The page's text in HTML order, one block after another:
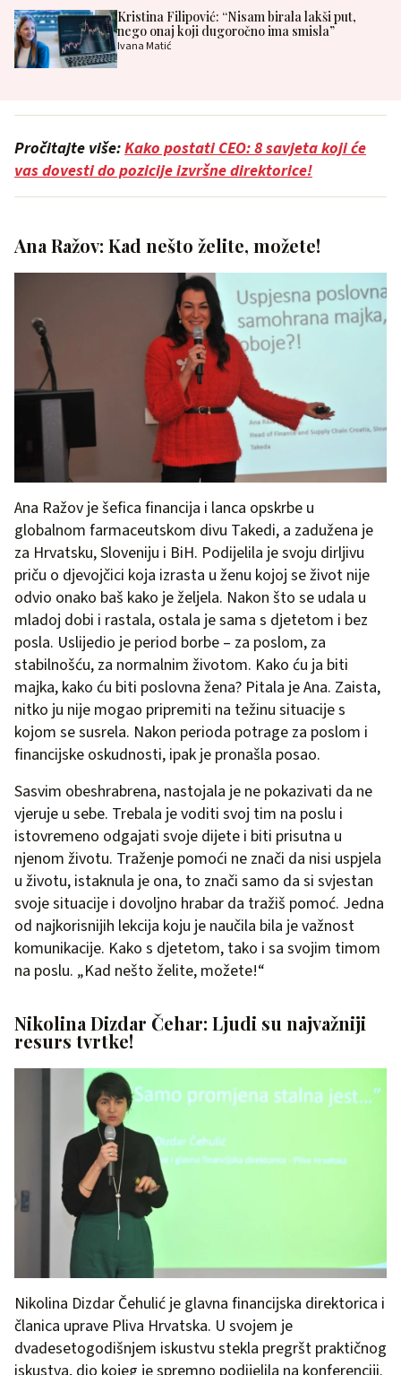
Kristina Filipović: “Nisam birala lakši put,
nego onaj koji dugoročno ima smisla”
Ivana Matić
Pročitajte više:Kako postati CEO: 8 savjeta koji će
vas dovesti do pozicije izvršne direktorice!
Ana Ražov: Kad nešto želite, možete!
Ana Ražov je šefica financija i lanca opskrbe u
globalnom farmaceutskom divu Takedi, a zadužena je
za Hrvatsku, Sloveniju i BiH. Podijelila je svoju dirljivu
priču o djevojčici koja izrasta u ženu kojoj se život nije
odvio onako baš kako je željela. Nakon što se udala u
mladoj dobi i rastala, ostala je sama s djetetom i bez
posla. Uslijedio je period borbe – za poslom, za
stabilnošću, za normalnim životom. Kako ću ja biti
majka, kako ću biti poslovna žena? Pitala je Ana. Zaista,
nitko ju nije mogao pripremiti na težinu situacije s
kojom se susrela. Nakon perioda potrage za poslom i
financijske oskudnosti, ipak je pronašla posao.
Sasvim obeshrabrena, nastojala je ne pokazivati da ne
vjeruje u sebe. Trebala je voditi svoj tim na poslu i
istovremeno odgajati svoje dijete i biti prisutna u
njenom životu. Traženje pomoći ne znači da nisi uspjela
u životu, istaknula je ona, to znači samo da si svjestan
svoje situacije i dovoljno hrabar da tražiš pomoć. Jedna
od najkorisnijih lekcija koju je naučila bila je važnost
komunikacije. Kako s djetetom, tako i sa svojim timom
na poslu. „Kad nešto želite, možete!“
Nikolina Dizdar Čehar: Ljudi su najvažniji
resurs tvrtke!
Nikolina Dizdar Čehulić je glavna financijska direktorica i
članica uprave Pliva Hrvatska. U svojem je
dvadesetogodišnjem iskustvu stekla pregršt praktičnog